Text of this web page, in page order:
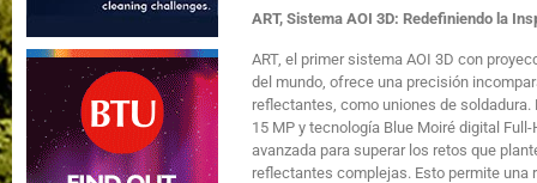
ART, Sistema AOI 3D: Redefiniendo la
ART, el primer sistema AOI 3D con
del mundo, ofrece una precisión
reflectantes, como uniones de
15 MP y tecnología Blue Moiré digital
avanzada para superar los retos que
reflectantes complejas. Esto permite una